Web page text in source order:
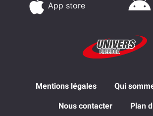
App store
Mentions légales Qui
Nous contacter Plan